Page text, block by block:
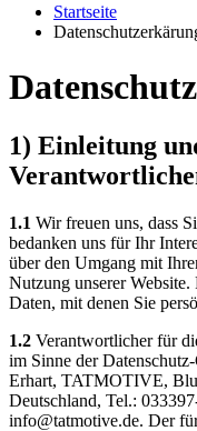
Startseite
1) Einleitung
1.1 Wir freuen uns, dass
bedanken uns für Ihr
über den Umgang mit
Nutzung unserer Website.
Daten, mit denen Sie
1.2 Verantwortlicher für
im Sinne der
Erhart, TATMOTIVE,
Deutschland, Tel.:
info@tatmotive.de. Der